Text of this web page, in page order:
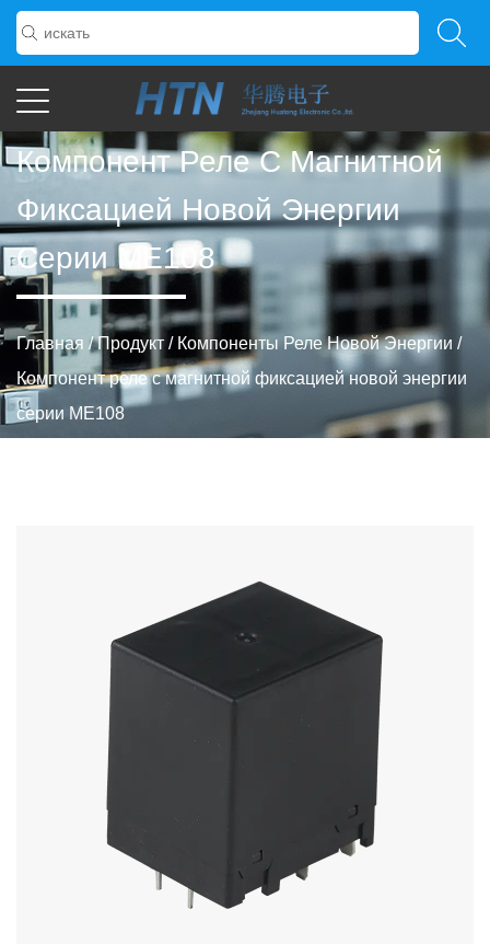
Компонент Реле С Магнитной
Фиксацией Новой Энергии
Серии ME108
Главная /Продукт/ Компоненты Реле Новой Энергии /
Компонент реле с магнитной фиксацией новой энергии
серии ME108